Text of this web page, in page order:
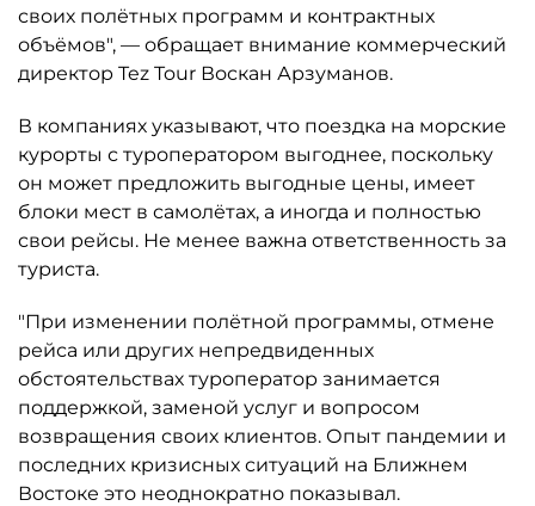
своих полётных программ и контрактных
объёмов", — обращает внимание коммерческий
директор Tez Tour Воскан Арзуманов.
В компаниях указывают, что поездка на морские
курорты с туроператором выгоднее, поскольку
он может предложить выгодные цены, имеет
блоки мест в самолётах, а иногда и полностью
свои рейсы. Не менее важна ответственность за
туриста.
"При изменении полётной программы, отмене
рейса или других непредвиденных
обстоятельствах туроператор занимается
поддержкой, заменой услуг и вопросом
возвращения своих клиентов. Опыт пандемии и
последних кризисных ситуаций на Ближнем
Востоке это неоднократно показывал.